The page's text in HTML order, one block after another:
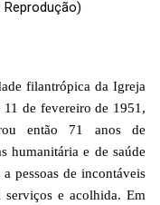
Reprodução)
filantrópica da Igreja
de fevereiro de 1951,
então 71 anos de
humanitária e de saúde
pessoas de incontáveis
serviços e acolhida. Em